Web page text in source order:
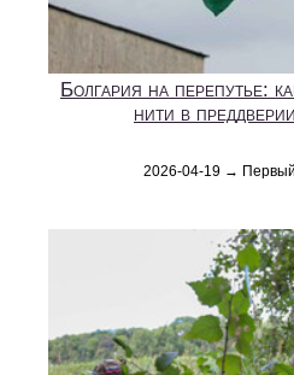
Болгария на перепутье:
нити в
2026-04-19 →